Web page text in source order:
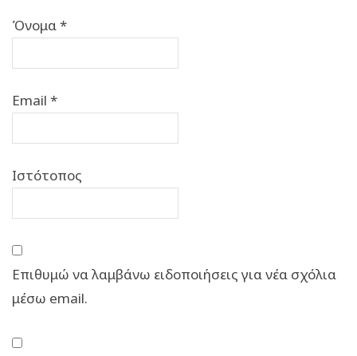
Όνομα*
Email *
Ιστότοπος
Επιθυμώ να λαμβάνω ειδοποιήσεις για νέα σχόλια
μέσω email.